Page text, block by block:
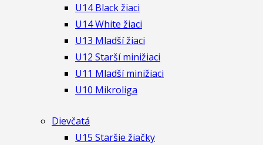
U14 Black žiaci
U14 White žiaci
U13 Mladší žiaci
U12 Starší minižiaci
U11 Mladší minižiaci
U10 Mikroliga
Dievčatá
U15 Staršie žiačky